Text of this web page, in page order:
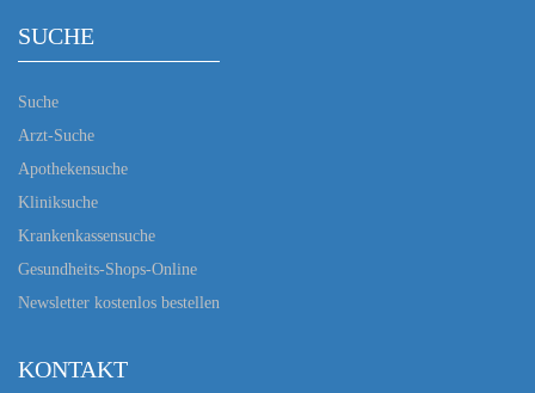
SUCHE
Suche
Arzt-Suche
Apothekensuche
Kliniksuche
Krankenkassensuche
Gesundheits-Shops-Online
Newsletter kostenlos bestellen
KONTAKT